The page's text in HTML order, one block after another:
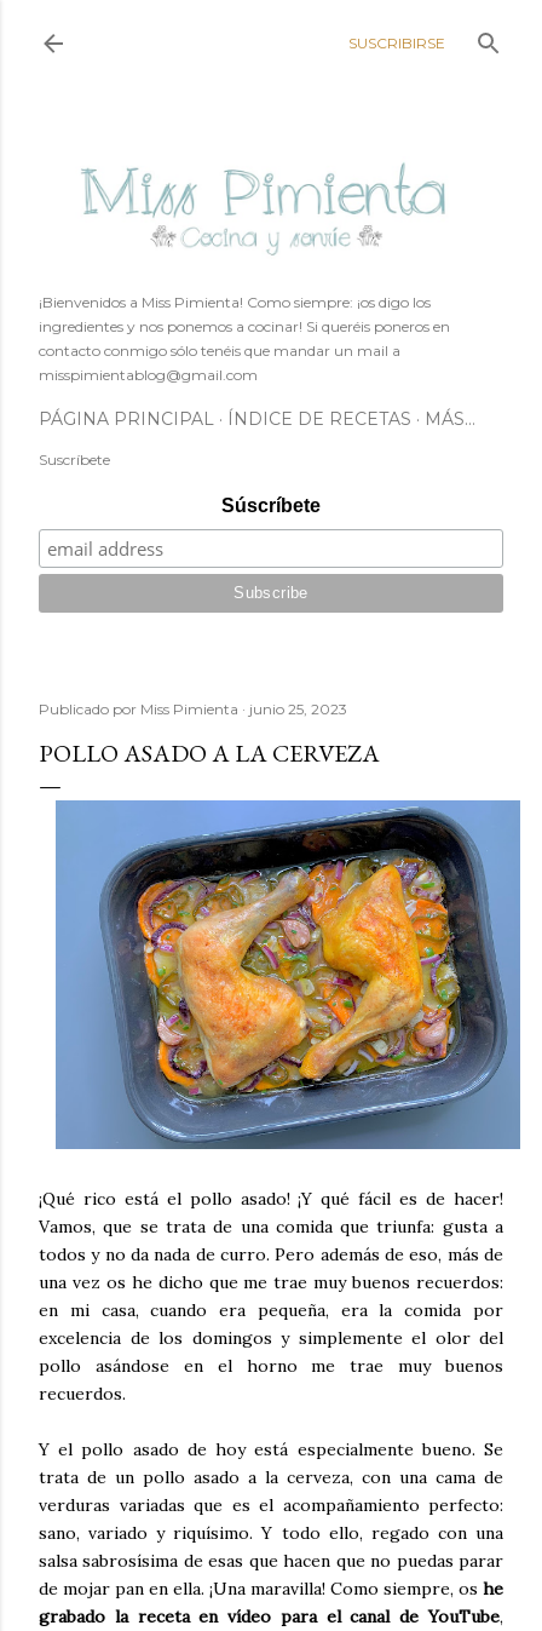
SUSCRIBIRSE
¡Bienvenidos a Miss Pimienta! Como siempre: ¡os digo los
ingredientes y nos ponemos a cocinar! Si queréis poneros en
contacto conmigo sólo tenéis que mandar un mail a
misspimientablog@gmail.com
PÁGINA PRINCIPAL ÍNDICE DE RECETAS MÁS…
Suscríbete
Súscríbete
Publicado por Miss Pimienta junio 25, 2023
POLLO ASADO A LA CERVEZA
¡Qué rico está el pollo asado! ¡Y qué fácil es de hacer!
Vamos, que se trata de una comida que triunfa: gusta a
todos y no da nada de curro. Pero además de eso, más de
una vez os he dicho que me trae muy buenos recuerdos:
en mi casa, cuando era pequeña, era la comida por
excelencia de los domingos y simplemente el olor del
pollo asándose en el horno me trae muy buenos
recuerdos.
Y el pollo asado de hoy está especialmente bueno. Se
trata de un pollo asado a la cerveza, con una cama de
verduras variadas que es el acompañamiento perfecto:
sano, variado y riquísimo. Y todo ello, regado con una
salsa sabrosísima de esas que hacen que no puedas parar
de mojar pan en ella. ¡Una maravilla! Como siempre, os he
grabado la receta en vídeo para el canal de YouTube,